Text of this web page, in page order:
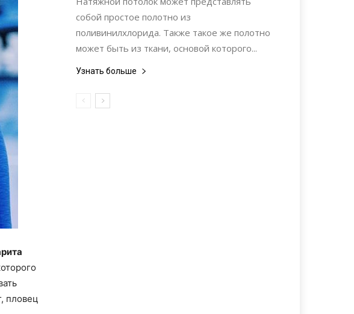
пловец
собой простое полотно из
поливинилхлорида. Также такое же полотно
может быть из ткани, основой которого...
Узнать больше